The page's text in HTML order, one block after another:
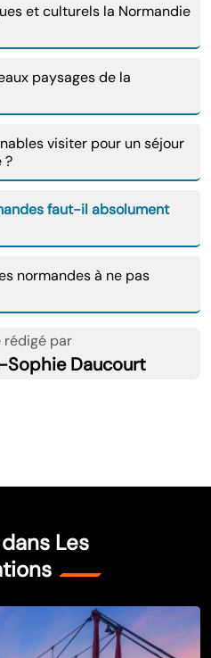
et culturels la Normandie
paysages de la
visiter pour un séjour
?
faut-il absolument
normandes à ne pas
par
Sophie Daucourt
Les